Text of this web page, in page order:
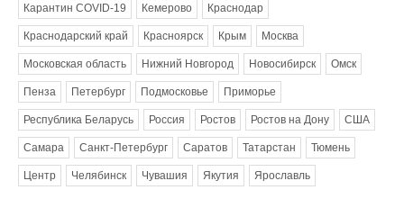
Карантин COVID-19 Кемерово Краснодар
Краснодарский край Красноярск Крым Москва
Московская область Нижний Новгород Новосибирск Омск
Пенза Петербург Подмосковье Приморье
Республика Беларусь Россия Ростов Ростов на Дону США
Самара Санкт-Петербург Саратов Татарстан Тюмень
Центр Челябинск Чувашия Якутия Ярославль